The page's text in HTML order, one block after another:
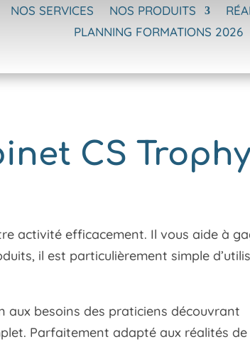
NOS SERVICES NOS PRODUITS
PLANNING FORMATIONS 2026
CS
activité efficacement. Il vous aide à
il est particulièrement simple
aux besoins des praticiens découvrant
Parfaitement adapté aux réalités